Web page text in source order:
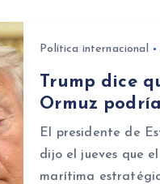
Política internacional
Trump dice
Ormuz
El presidente de
dijo el jueves que
marítima